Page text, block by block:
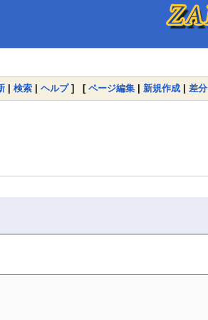
| 検索 | ヘルプ] [ ページ編集 | 新規作成 | 差分